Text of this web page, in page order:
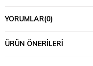
YORUMLAR(0)
ÜRÜN ÖNERILERI